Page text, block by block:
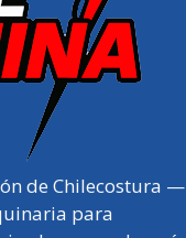
de Chilecostura —
para